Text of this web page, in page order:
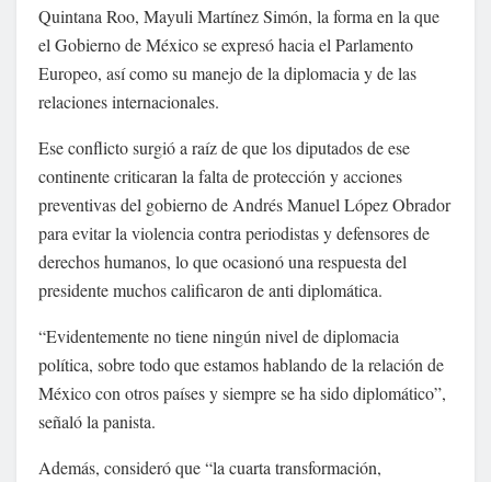
Quintana Roo, Mayuli Martínez Simón, la forma en la que
el Gobierno de México se expresó hacia el Parlamento
Europeo, así como su manejo de la diplomacia y de las
relaciones internacionales.
Ese conflicto surgió a raíz de que los diputados de ese
continente criticaran la falta de protección y acciones
preventivas del gobierno de Andrés Manuel López Obrador
para evitar la violencia contra periodistas y defensores de
derechos humanos, lo que ocasionó una respuesta del
presidente muchos calificaron de anti diplomática.
“Evidentemente no tiene ningún nivel de diplomacia
política, sobre todo que estamos hablando de la relación de
México con otros países y siempre se ha sido diplomático”,
señaló la panista.
Además, consideró que “la cuarta transformación,